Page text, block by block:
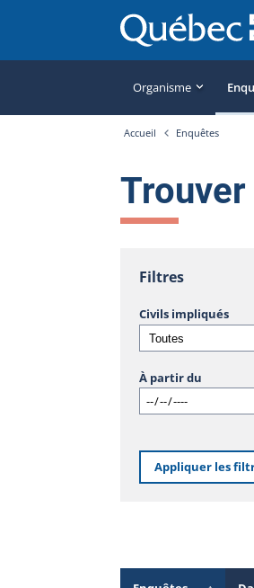
Organisme
Accueil Enquêtes
Filtres
Civils impliqués
À partir du
Appliquer les